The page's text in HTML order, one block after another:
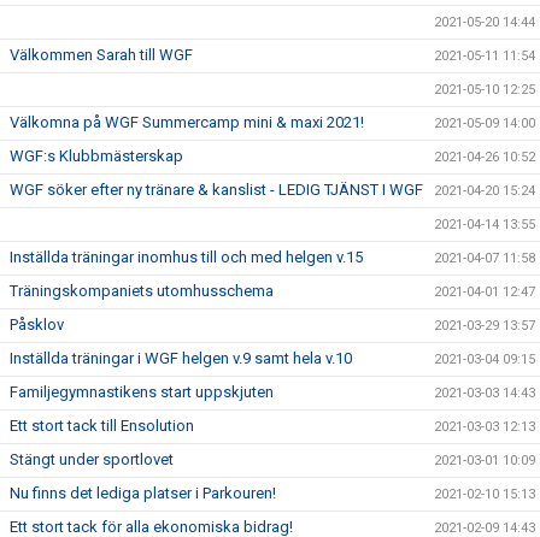
2021-05-20 14:44
Välkommen Sarah till WGF 2021-05-11 11:54
2021-05-10 12:25
Välkomna på WGF Summercamp mini & maxi 2021! 2021-05-09 14:00
WGF:s Klubbmästerskap 2021-04-26 10:52
WGF söker efter ny tränare & kanslist - LEDIG TJÄNST I WGF 2021-04-20 15:24
2021-04-14 13:55
Inställda träningar inomhus till och med helgen v.15 2021-04-07 11:58
Träningskompaniets utomhusschema 2021-04-01 12:47
Påsklov 2021-03-29 13:57
Inställda träningar i WGF helgen v.9 samt hela v.10 2021-03-04 09:15
Familjegymnastikens start uppskjuten 2021-03-03 14:43
Ett stort tack till Ensolution 2021-03-03 12:13
Stängt under sportlovet 2021-03-01 10:09
Nu finns det lediga platser i Parkouren! 2021-02-10 15:13
Ett stort tack för alla ekonomiska bidrag! 2021-02-09 14:43